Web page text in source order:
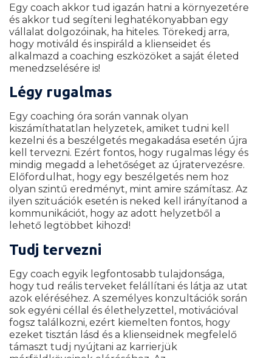
Egy coach akkor tud igazán hatni a környezetére
és akkor tud segíteni leghatékonyabban egy
vállalat dolgozóinak, ha hiteles. Törekedj arra,
hogy motiváld és inspiráld a klienseidet és
alkalmazd a coaching eszközöket a saját életed
menedzselésére is!
Légy rugalmas
Egy coaching óra során vannak olyan
kiszámíthatatlan helyzetek, amiket tudni kell
kezelni és a beszélgetés megakadása esetén újra
kell tervezni. Ezért fontos, hogy rugalmas légy és
mindig megadd a lehetőséget az újratervezésre.
Előfordulhat, hogy egy beszélgetés nem hoz
olyan szintű eredményt, mint amire számítasz. Az
ilyen szituációk esetén is neked kell irányítanod a
kommunikációt, hogy az adott helyzetből a
lehető legtöbbet kihozd!
Tudj tervezni
Egy coach egyik legfontosabb tulajdonsága,
hogy tud reális terveket felállítani és látja az utat
azok eléréséhez. A személyes konzultációk során
sok egyéni céllal és élethelyzettel, motivációval
fogsz találkozni, ezért kiemelten fontos, hogy
ezeket tisztán lásd és a klienseidnek megfelelő
támaszt tudj nyújtani az karrierjük